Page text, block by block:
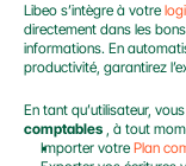
Libeo s’intègre à votre
directement dans les
informations. En
productivité, garantirez
En tant qu’utilisateur,
comptables , à tout
Importer votre Plan